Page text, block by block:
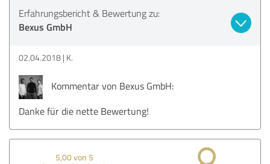
Erfahrungsbericht & Bewertung zu:
Bexus GmbH
02.04.2018 K.
Kommentar von Bexus GmbH:
Danke für die nette Bewertung!
5,00 von 5